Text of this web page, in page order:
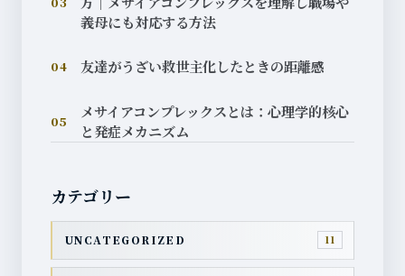
義母にも対応する方法
04 友達がうざい救世主化したときの距離感
05
メサイアコンプレックスとは：心理学的核心
と発症メカニズム
カテゴリー
UNCATEGORIZED 11